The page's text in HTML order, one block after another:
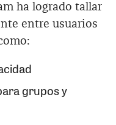
ha logrado tallar
entre usuarios
grupos y